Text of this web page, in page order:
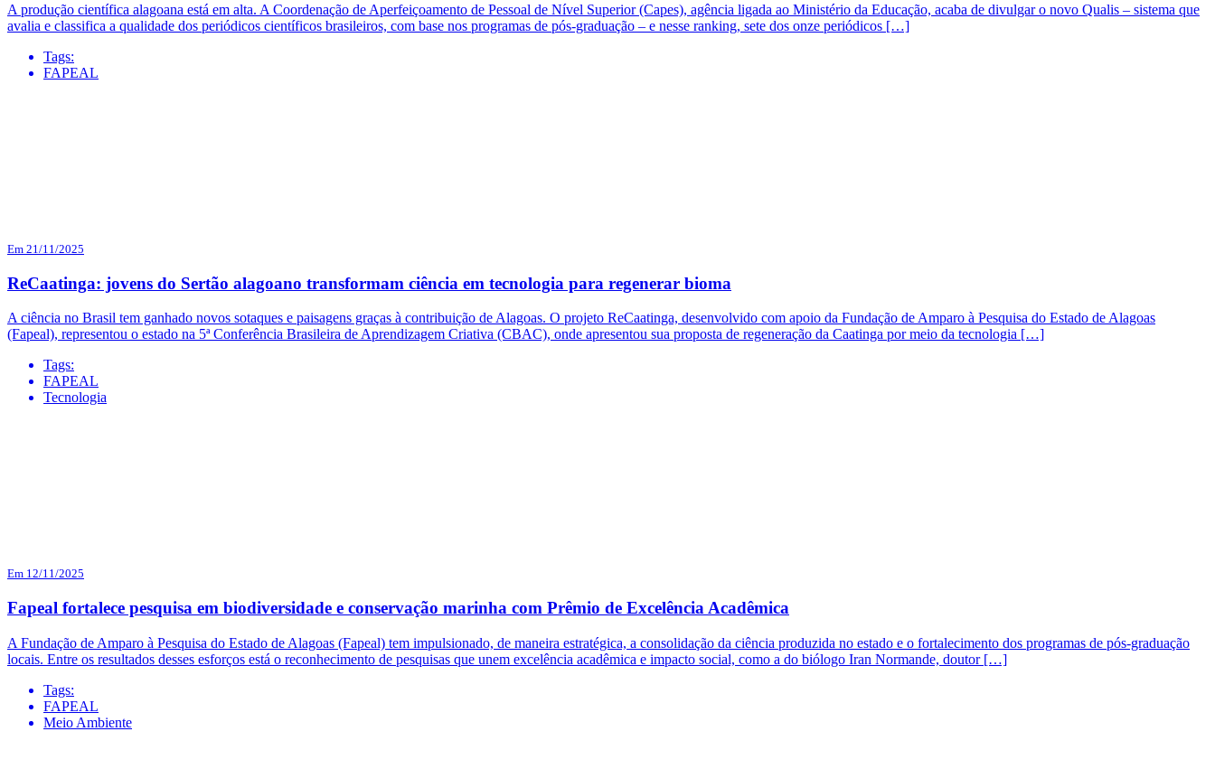
A produção científica alagoana está em alta. A Coordenação de Aperfeiçoamento de Pessoal de Nível Superior (Capes), agência ligada ao Ministério da Educação, acaba de divulgar o novo Qualis – sistema que
avalia e classifica a qualidade dos periódicos científicos brasileiros, com base nos programas de pós-graduação – e nesse ranking, sete dos onze periódicos […]
Tags:
FAPEAL
Em 21/11/2025
ReCaatinga: jovens do Sertão alagoano transformam ciência em tecnologia para regenerar bioma
A ciência no Brasil tem ganhado novos sotaques e paisagens graças à contribuição de Alagoas. O projeto ReCaatinga, desenvolvido com apoio da Fundação de Amparo à Pesquisa do Estado de Alagoas
(Fapeal), representou o estado na 5ª Conferência Brasileira de Aprendizagem Criativa (CBAC), onde apresentou sua proposta de regeneração da Caatinga por meio da tecnologia […]
Tags:
FAPEAL
Tecnologia
Em 12/11/2025
Fapeal fortalece pesquisa em biodiversidade e conservação marinha com Prêmio de Excelência Acadêmica
A Fundação de Amparo à Pesquisa do Estado de Alagoas (Fapeal) tem impulsionado, de maneira estratégica, a consolidação da ciência produzida no estado e o fortalecimento dos programas de pós-graduação
locais. Entre os resultados desses esforços está o reconhecimento de pesquisas que unem excelência acadêmica e impacto social, como a do biólogo Iran Normande, doutor […]
Tags:
FAPEAL
Meio Ambiente